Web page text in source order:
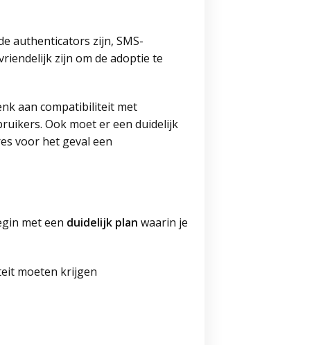
authenticators zijn, SMS-
zijn om de adoptie te
aan compatibiliteit met
Ook moet er een duidelijk
voor het geval een
met een duidelijk plan waarin je
moeten krijgen